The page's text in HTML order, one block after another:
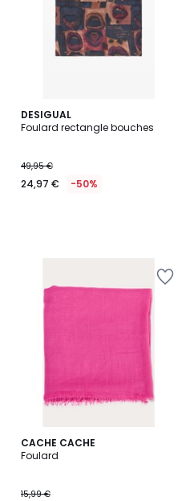
DESIGUAL
Foulard rectangle bouches
49,95 €
24,97 € -50%
CACHE CACHE
Foulard
15,99 €